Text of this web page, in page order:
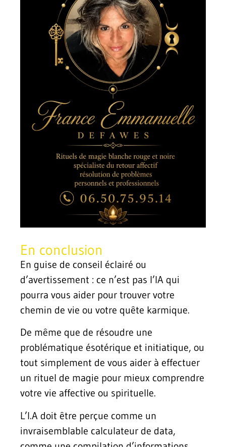
En conclusion
En guise de conseil éclairé ou
d’avertissement : ce n’est pas l’IA qui
pourra vous aider pour trouver votre
chemin de vie ou votre quête karmique.
De même que de résoudre une
problématique ésotérique et initiatique, ou
tout simplement de vous aider à effectuer
un rituel de magie pour mieux comprendre
votre vie affective ou spirituelle.
L’I.A doit être perçue comme un
invraisemblable calculateur de data,